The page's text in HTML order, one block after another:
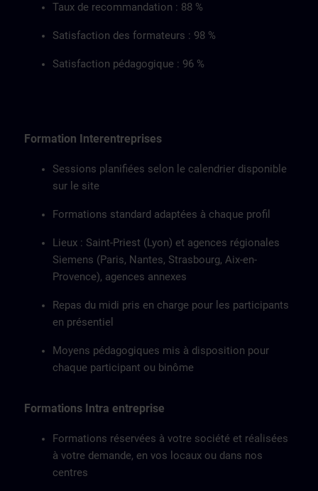
Taux de recommandation : 88 %
Satisfaction des formateurs : 98 %
Satisfaction pédagogique : 96 %
Formation Interentreprises
Sessions planifiées selon le calendrier disponible
sur le site
Formations standard adaptées à chaque profil
Lieux : Saint-Priest (Lyon) et agences régionales
Siemens (Paris, Nantes, Strasbourg, Aix-en-
Provence), agences annexes
Repas du midi pris en charge pour les participants
en présentiel
Moyens pédagogiques mis à disposition pour
chaque participant ou binôme
Formations Intra entreprise
Formations réservées à votre société et réalisées
à votre demande, en vos locaux ou dans nos
centres